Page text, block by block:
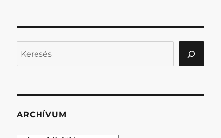
ARCHÍVUM